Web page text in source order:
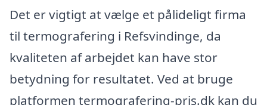
Det er vigtigt at vælge et pålideligt firma
til termografering i Refsvindinge, da
kvaliteten af arbejdet kan have stor
betydning for resultatet. Ved at bruge
platformen termografering-pris.dk kan du